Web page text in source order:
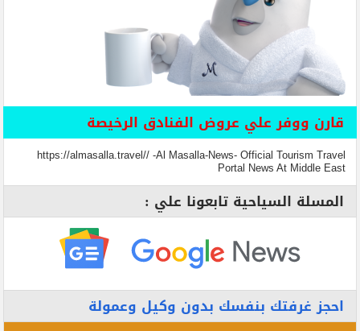
قارن ووفر علي عروض الفنادق الرخيصة
https://almasalla.travel// -Al Masalla-News- Official Tourism Travel
Portal News At Middle East
المسلة السياحية تابعونا علي :
احجز غرفتك بنفسك بدون وكيل وعمولة